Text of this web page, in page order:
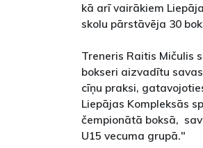
kā arī vairākiem
skolu pārstāvēja 30
Treneris Raitis Mičulis
bokseri aizvadītu
cīņu praksi,
Liepājas Kompleksās
čempionātā boksā,
U15 vecuma grupā."